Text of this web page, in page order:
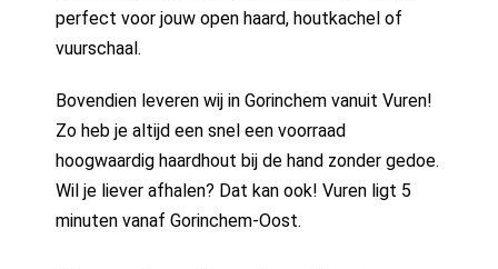
perfect voor jouw open haard, houtkachel of
vuurschaal.
Bovendien leveren wij in Gorinchem vanuit Vuren!
Zo heb je altijd een snel een voorraad
hoogwaardig haardhout bij de hand zonder gedoe.
Wil je liever afhalen? Dat kan ook! Vuren ligt 5
minuten vanaf Gorinchem-Oost.